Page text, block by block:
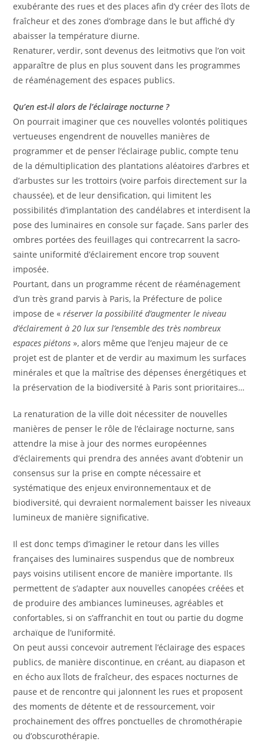
exubérante des rues et des places afin d’y créer des îlots de
fraîcheur et des zones d’ombrage dans le but affiché d’y
abaisser la température diurne.
Renaturer, verdir, sont devenus des leitmotivs que l’on voit
apparaître de plus en plus souvent dans les programmes
de réaménagement des espaces publics.
Qu’en est-il alors de l’éclairage nocturne ?
On pourrait imaginer que ces nouvelles volontés politiques
vertueuses engendrent de nouvelles manières de
programmer et de penser l’éclairage public, compte tenu
de la démultiplication des plantations aléatoires d’arbres et
d’arbustes sur les trottoirs (voire parfois directement sur la
chaussée), et de leur densification, qui limitent les
possibilités d’implantation des candélabres et interdisent la
pose des luminaires en console sur façade. Sans parler des
ombres portées des feuillages qui contrecarrent la sacro-
sainte uniformité d’éclairement encore trop souvent
imposée.
Pourtant, dans un programme récent de réaménagement
d’un très grand parvis à Paris, la Préfecture de police
impose de «réserver la possibilité d’augmenter le niveau
d’éclairement à 20 lux sur l’ensemble des très nombreux
espaces piétons», alors même que l’enjeu majeur de ce
projet est de planter et de verdir au maximum les surfaces
minérales et que la maîtrise des dépenses énergétiques et
la préservation de la biodiversité à Paris sont prioritaires…
La renaturation de la ville doit nécessiter de nouvelles
manières de penser le rôle de l’éclairage nocturne, sans
attendre la mise à jour des normes européennes
d’éclairements qui prendra des années avant d’obtenir un
consensus sur la prise en compte nécessaire et
systématique des enjeux environnementaux et de
biodiversité, qui devraient normalement baisser les niveaux
lumineux de manière significative.
Il est donc temps d’imaginer le retour dans les villes
françaises des luminaires suspendus que de nombreux
pays voisins utilisent encore de manière importante. Ils
permettent de s’adapter aux nouvelles canopées créées et
de produire des ambiances lumineuses, agréables et
confortables, si on s’affranchit en tout ou partie du dogme
archaïque de l’uniformité.
On peut aussi concevoir autrement l’éclairage des espaces
publics, de manière discontinue, en créant, au diapason et
en écho aux îlots de fraîcheur, des espaces nocturnes de
pause et de rencontre qui jalonnent les rues et proposent
des moments de détente et de ressourcement, voir
prochainement des offres ponctuelles de chromothérapie
ou d’obscurothérapie.